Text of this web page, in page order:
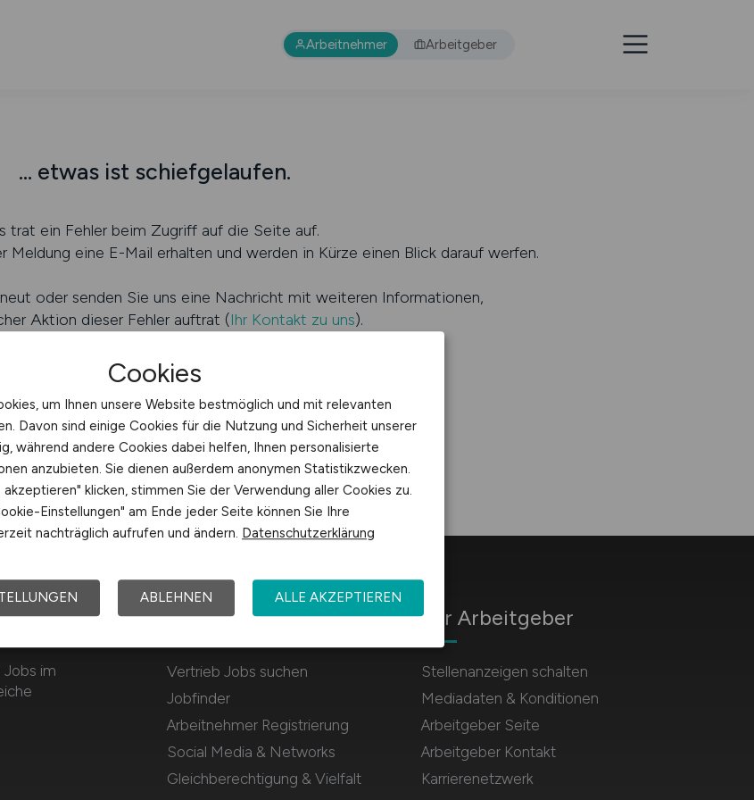
Arbeitnehmer Arbeitgeber
... etwas ist schiefgelaufen.
trat ein Fehler beim Zugriff auf die Seite auf.
Meldung eine E-Mail erhalten und werden in Kürze einen Blick darauf werfen.
oder senden Sie uns eine Nachricht mit weiteren Informationen,
Aktion dieser Fehler auftrat (Ihr Kontakt zu uns).
im
Für Arbeitnehmer
Vertrieb Jobs suchen
Jobfinder
Arbeitnehmer Registrierung
Social Media & Networks
Gleichberechtigung & Vielfalt
Für Arbeitgeber
Stellenanzeigen schalten
Mediadaten & Konditionen
Arbeitgeber Seite
Arbeitgeber Kontakt
Karrierenetzwerk
Cookies
um Ihnen unsere Website bestmöglich und mit relevanten
Davon sind einige Cookies für die Nutzung und Sicherheit unserer
während andere Cookies dabei helfen, Ihnen personalisierte
anzubieten. Sie dienen außerdem anonymen Statistikzwecken.
akzeptieren" klicken, stimmen Sie der Verwendung aller Cookies zu.
Einstellungen" am Ende jeder Seite können Sie Ihre
nachträglich aufrufen und ändern. Datenschutzerklärung
ABLEHNEN ALLE AKZEPTIEREN